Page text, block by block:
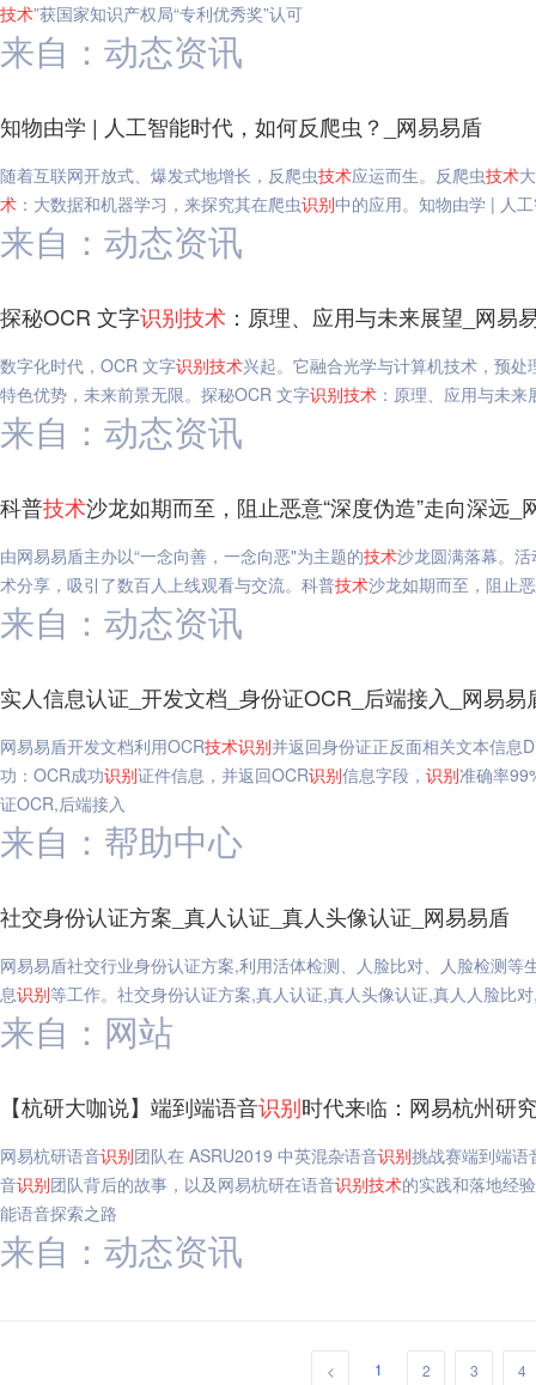
技术”获国家知识产权局“专利优秀奖”认可
来自：动态资讯
知物由学 | 人工智能时代，如何反爬虫？_网易易盾
随着互联网开放式、爆发式地增长，反爬虫技术应运而生。反爬虫技术
术 ：大数据和机器学习，来探究其在爬虫识别中的应用。知物由学 | 人
来自：动态资讯
探秘OCR 文字识别技术 ：原理、应用与未来展望_网易
数字化时代，OCR 文字识别技术兴起。它融合光学与计算机技术，预处
特色优势，未来前景无限。探秘OCR 文字识别技术 ：原理、应用与未来
来自：动态资讯
科普技术沙龙如期而至，阻止恶意“深度伪造”走向深远_
由网易易盾主办以“一念向善，一念向恶"为主题的技术沙龙圆满落幕。
术分享，吸引了数百人上线观看与交流。科普技术沙龙如期而至，阻止
来自：动态资讯
实人信息认证_开发文档_身份证OCR_后端接入_网易易
网易易盾开发文档利用OCR技术识别并返回身份证正反面相关文本信息
功：OCR成功识别证件信息，并返回OCR识别信息字段， 识别准确率
证OCR,后端接入
来自：帮助中心
社交身份认证方案_真人认证_真人头像认证_网易易盾
网易易盾社交行业身份认证方案,利用活体检测、人脸比对、人脸检测等
息识别等工作。社交身份认证方案,真人认证,真人头像认证,真人人脸比
来自：网站
【杭研大咖说】端到端语音识别时代来临：网易杭州研
网易杭研语音识别团队在 ASRU2019 中英混杂语音识别挑战赛端到端语
音识别团队背后的故事，以及网易杭研在语音识别技术的实践和落地经
能语音探索之路
来自：动态资讯
< 1 2 3 4